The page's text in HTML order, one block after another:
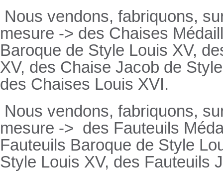
Nous vendons, fabriquons,
mesure -> des Chaises
Baroque de Style Louis XV,
XV, des Chaise Jacob de
des Chaises Louis XVI.
Nous vendons, fabriquons,
mesure -> des Fauteuils
Fauteuils Baroque de Style
Style Louis XV, des Fauteuils